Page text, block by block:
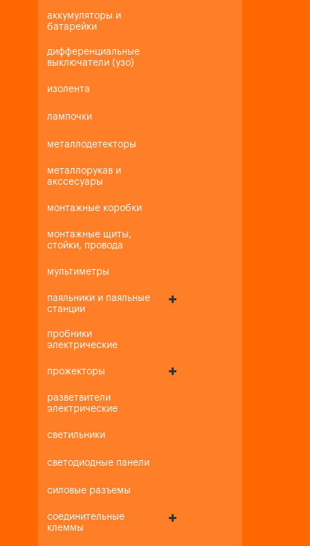
аккумуляторы и
батарейки
дифференциальные
выключатели (узо)
изолента
лампочки
металлодетекторы
металлорукав и
акссесуары
монтажные коробки
монтажные щиты,
стойки, провода
мультиметры
паяльники и паяльные
станции
пробники
электрические
прожекторы
разветвители
электрические
светильники
светодиодные панели
силовые разъемы
соединительные
клеммы